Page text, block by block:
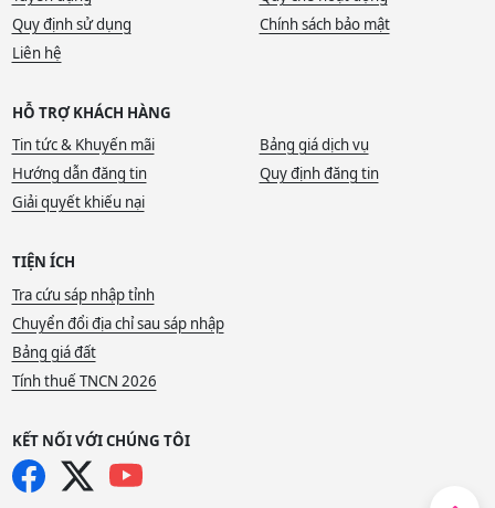
Quy định sử dụng
Chính sách bảo mật
Liên hệ
HỖ TRỢ KHÁCH HÀNG
Tin tức & Khuyến mãi
Bảng giá dịch vụ
Hướng dẫn đăng tin
Quy định đăng tin
Giải quyết khiếu nại
TIỆN ÍCH
Tra cứu sáp nhập tỉnh
Chuyển đổi địa chỉ sau sáp nhập
Bảng giá đất
Tính thuế TNCN 2026
KẾT NỐI VỚI CHÚNG TÔI